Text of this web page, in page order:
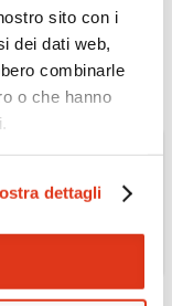
sito con i
dei dati web,
combinarle
o che hanno
dettagli